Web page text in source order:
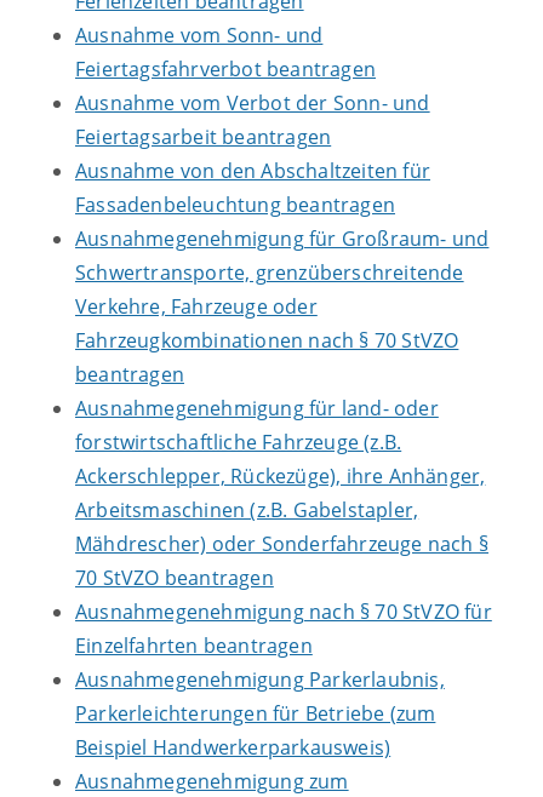
Ausnahme vom Sonn- und
Feiertagsfahrverbot beantragen
Ausnahme vom Verbot der Sonn- und
Feiertagsarbeit beantragen
Ausnahme von den Abschaltzeiten für
Fassadenbeleuchtung beantragen
Ausnahmegenehmigung für Großraum- und
Schwertransporte, grenzüberschreitende
Verkehre, Fahrzeuge oder
Fahrzeugkombinationen nach § 70 StVZO
beantragen
Ausnahmegenehmigung für land- oder
forstwirtschaftliche Fahrzeuge (z.B.
Ackerschlepper, Rückezüge), ihre Anhänger,
Arbeitsmaschinen (z.B. Gabelstapler,
Mähdrescher) oder Sonderfahrzeuge nach §
70 StVZO beantragen
Ausnahmegenehmigung nach § 70 StVZO für
Einzelfahrten beantragen
Ausnahmegenehmigung Parkerlaubnis,
Parkerleichterungen für Betriebe (zum
Beispiel Handwerkerparkausweis)
Ausnahmegenehmigung zum